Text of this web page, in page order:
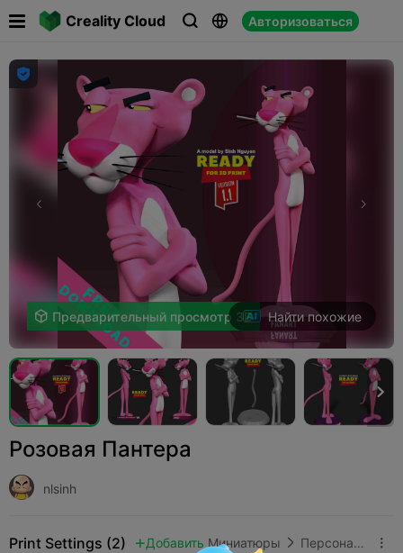
Creality Cloud   Авторизоваться
 

 Предварительный просмотр 3D Найти похожие

Розовая Пантера
nlsinh
Print Settings (2)  Добавить Миниатюры  Персонажи и существа 